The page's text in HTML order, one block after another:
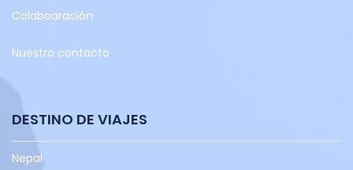
Colaboaración
Nuestro contacto
DESTINO DE VIAJES
Nepal